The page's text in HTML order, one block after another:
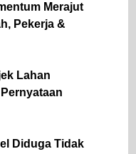
Merajut
Pekerja &
Lahan
Diduga Tidak